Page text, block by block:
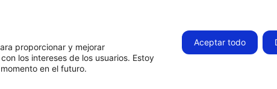
Hermadi Tools | Todos los derechos
proporcionar y mejorar
los intereses de los usuarios. Estoy
en el futuro.
Aceptar todo